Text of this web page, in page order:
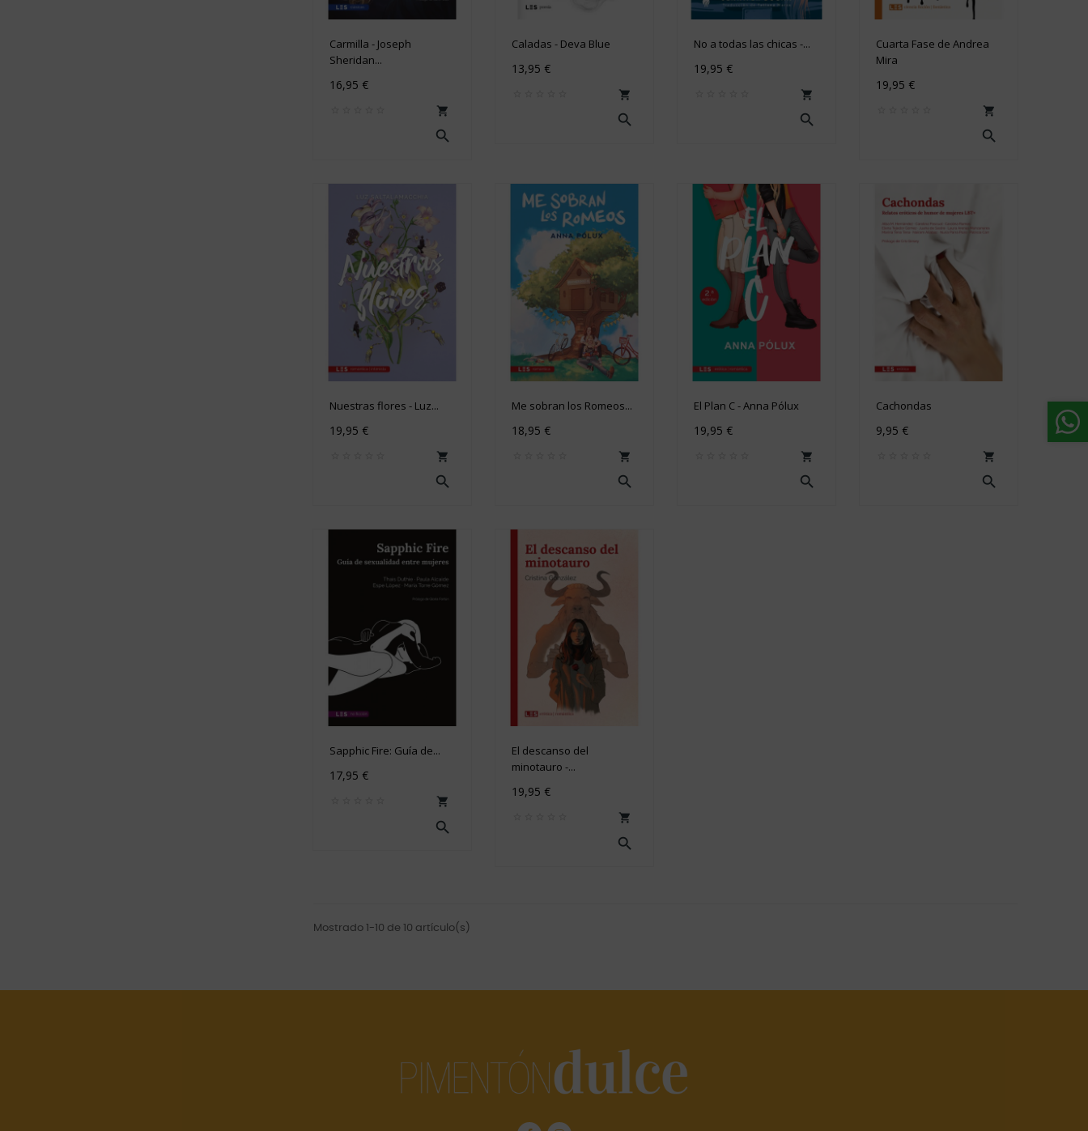
Carmilla - Joseph
Sheridan...
16,95 €


Caladas - Deva Blue
13,95 €


No a todas las chicas -...
19,95 €


Cuarta Fase de Andrea
Mira
19,95 €


Nuestras flores - Luz...
19,95 €


Me sobran los Romeos...
18,95 €


El Plan C - Anna Pólux
19,95 €


Cachondas
9,95 €


Sapphic Fire: Guía de...
17,95 €


El descanso del
minotauro -...
19,95 €


Mostrado 1-10 de 10 artículo(s)